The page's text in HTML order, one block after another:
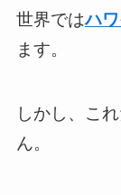
世界ではハ
ます。
しかし、こ
ん。